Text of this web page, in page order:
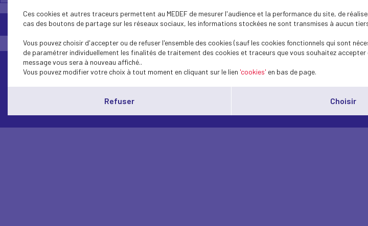
Envoyer
Contactez-nous
Ces cookies et autres traceurs permettent au MEDEF de mesurer l'audience et la performance du site, de
cas des boutons de partage sur les réseaux sociaux, les informations stockées ne sont transmises à aucun
Vous pouvez choisir d'accepter ou de refuser l'ensemble des cookies (sauf les cookies fonctionnels qui sont
de paramétrer individuellement les finalités de traitement des cookies et traceurs que vous souhaitez
message vous sera à nouveau affiché..
Vous pouvez modifier votre choix à tout moment en cliquant sur le lien 'cookies' en bas de page.
Refuser Choisir